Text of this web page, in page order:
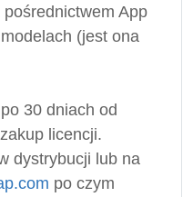
App
(jest ona
30 dniach od
licencji.
dystrybucji lub na
po czym